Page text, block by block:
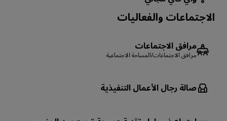
الاجتماعات والفعاليات
مرافق الاجتماعات
مرافق الاجتماعات/المساحة الاجتماعية
صالة رجال الأعمال التنفيذية